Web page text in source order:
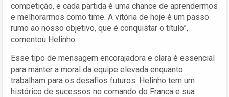
competição, e cada partida é uma chance de aprendermos
e melhorarmos como time. A vitória de hoje é um passo
rumo ao nosso objetivo, que é conquistar o título”,
comentou Helinho.
Esse tipo de mensagem encorajadora e clara é essencial
para manter a moral da equipe elevada enquanto
trabalham para os desafios futuros. Helinho tem um
histórico de sucessos no comando do Franca e sua